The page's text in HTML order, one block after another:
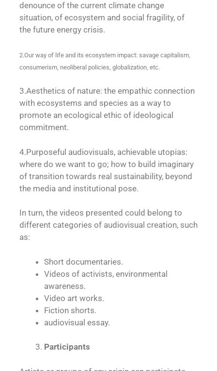
denounce of the current climate change
situation, of ecosystem and social fragility, of
the future energy crisis.
2.Our way of life and its ecosystem impact: savage capitalism,
consumerism, neoliberal policies, globalization, etc.
3.Aesthetics of nature: the empathic connection
with ecosystems and species as a way to
promote an ecological ethic of ideological
commitment.
4.Purposeful audiovisuals, achievable utopias:
where do we want to go; how to build imaginary
of transition towards real sustainability, beyond
the media and institutional pose.
In turn, the videos presented could belong to
different categories of audiovisual creation, such
as:
Short documentaries.
Videos of activists, environmental
awareness.
Video art works.
Fiction shorts.
audiovisual essay.
Participants